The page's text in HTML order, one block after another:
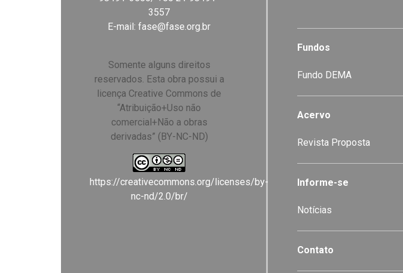
3557
E-mail:fase@fase.org.br
Somente alguns direitos
reservados. Esta obra possui a
licença Creative Commons de
“Atribuição+Uso não
comercial+Não a obras
derivadas” (BY-NC-ND)
https://creativecommons.org/licenses/by-
nc-nd/2.0/br/
Fundos
Fundo DEMA
Acervo
Revista Proposta
Informe-se
Notícias
Contato